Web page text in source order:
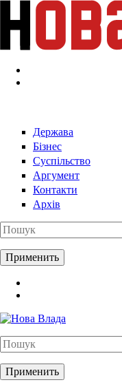
Перейти к основному
Держава
Бізнес
Суспільство
Аргумент
Контакти
Архів